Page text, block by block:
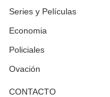
Series y Películas
Economia
Policiales
Ovación
CONTACTO